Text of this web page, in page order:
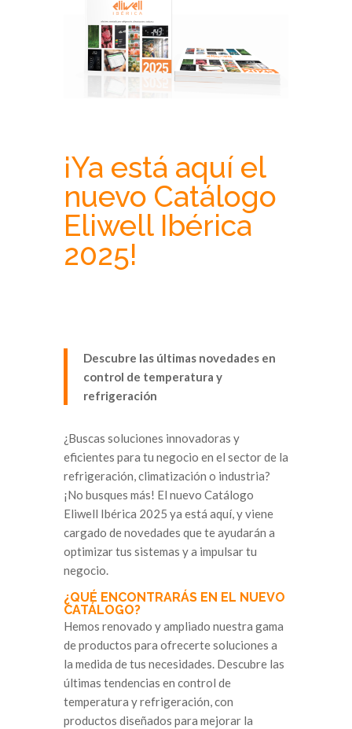
¡Ya está aquí el
nuevo Catálogo
Eliwell Ibérica
2025!
Descubre las últimas novedades en
control de temperatura y
refrigeración
¿Buscas soluciones innovadoras y
eficientes para tu negocio en el sector de la
refrigeración, climatización o industria?
¡No busques más! El nuevo Catálogo
Eliwell Ibérica 2025 ya está aquí, y viene
cargado de novedades que te ayudarán a
optimizar tus sistemas y a impulsar tu
negocio.
¿QUÉ ENCONTRARÁS EN EL NUEVO
CATÁLOGO?
Hemos renovado y ampliado nuestra gama
de productos para ofrecerte soluciones a
la medida de tus necesidades. Descubre las
últimas tendencias en control de
temperatura y refrigeración, con
productos diseñados para mejorar la